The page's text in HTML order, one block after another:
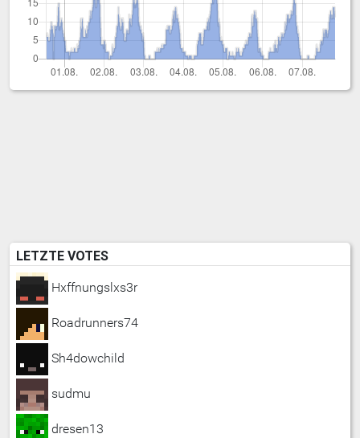
LETZTE VOTES
Hxffnungslxs3r
Roadrunners74
Sh4dowchild
sudmu
dresen13